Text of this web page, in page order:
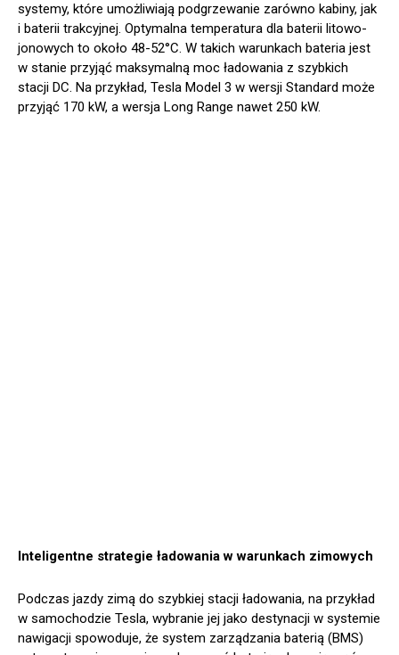
systemy, które umożliwiają podgrzewanie zarówno kabiny, jak
i baterii trakcyjnej. Optymalna temperatura dla baterii litowo-
jonowych to około 48-52°C. W takich warunkach bateria jest
w stanie przyjąć maksymalną moc ładowania z szybkich
stacji DC. Na przykład, Tesla Model 3 w wersji Standard może
przyjąć 170 kW, a wersja Long Range nawet 250 kW.
Inteligentne strategie ładowania w warunkach zimowych
Podczas jazdy zimą do szybkiej stacji ładowania, na przykład
w samochodzie Tesla, wybranie jej jako destynacji w systemie
nawigacji spowoduje, że system zarządzania baterią (BMS)